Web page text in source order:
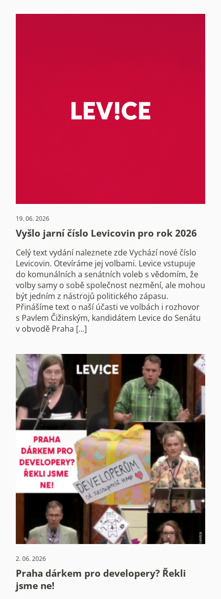
19. 06. 2026
Vyšlo jarní číslo Levicovin pro rok 2026
Celý text vydání naleznete zde Vychází nové číslo
Levicovin. Otevíráme jej volbami. Levice vstupuje
do komunálních a senátních voleb s vědomím, že
volby samy o sobě společnost nezmění, ale mohou
být jedním z nástrojů politického zápasu.
Přinášíme text o naší účasti ve volbách i rozhovor
s Pavlem Čižinským, kandidátem Levice do Senátu
v obvodě Praha […]
2. 06. 2026
Praha dárkem pro developery? Řekli
jsme ne!